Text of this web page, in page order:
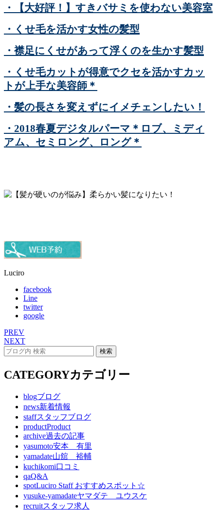
・【大好評！】すきバサミを使わない美容室
・くせ毛を活かす女性の髪型
・襟足にくせがあって浮くのを生かす髪型
・くせ毛カットが得意でクセを活かすカッ
トが上手な美容師＊
・髪の長さを変えずにイメチェンしたい！
・2018春夏デジタルパーマ＊ロブ、ミディ
アム、セミロング、ロング＊
Luciro
facebook
Line
twitter
google
PREV
NEXT
CATEGORYカテゴリー
blogブログ
news新着情報
staffスタッフブログ
productProduct
archive過去の記事
yasumoto安本 有里
yamadate山舘 裕輔
kuchikomi口コミ
qaQ&A
spotLuciro Staff おすすめスポット☆
yusuke-yamadateヤマダテ ユウスケ
recruitスタッフ求人